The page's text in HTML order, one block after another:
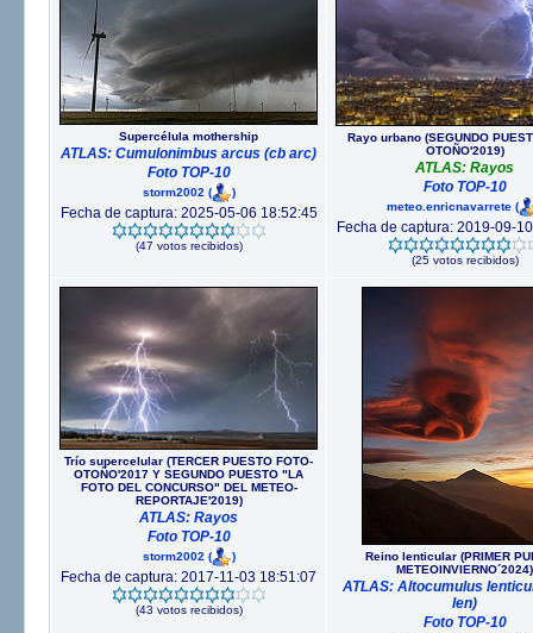
Supercélula mothership
ATLAS: Cumulonimbus arcus (cb arc)
Foto TOP-10
storm2002 ( )
Fecha de captura: 2025-05-06 18:52:45
(47 votos recibidos)
Rayo urbano (SEGUNDO
OTOÑO'2019)
ATLAS: Rayos
Foto TOP-10
meteo.enricnavarrete (
Fecha de captura: 2019-09-
(25 votos recibidos)
Trío supercelular (TERCER PUESTO FOTO-
OTOÑO'2017 Y SEGUNDO PUESTO "LA
FOTO DEL CONCURSO" DEL METEO-
REPORTAJE'2019)
ATLAS: Rayos
Foto TOP-10
storm2002 ( )
Fecha de captura: 2017-11-03 18:51:07
(43 votos recibidos)
Reino lenticular (PRIMER
METEOINVIERNO´2024)
ATLAS: Altocumulus
len)
Foto TOP-10